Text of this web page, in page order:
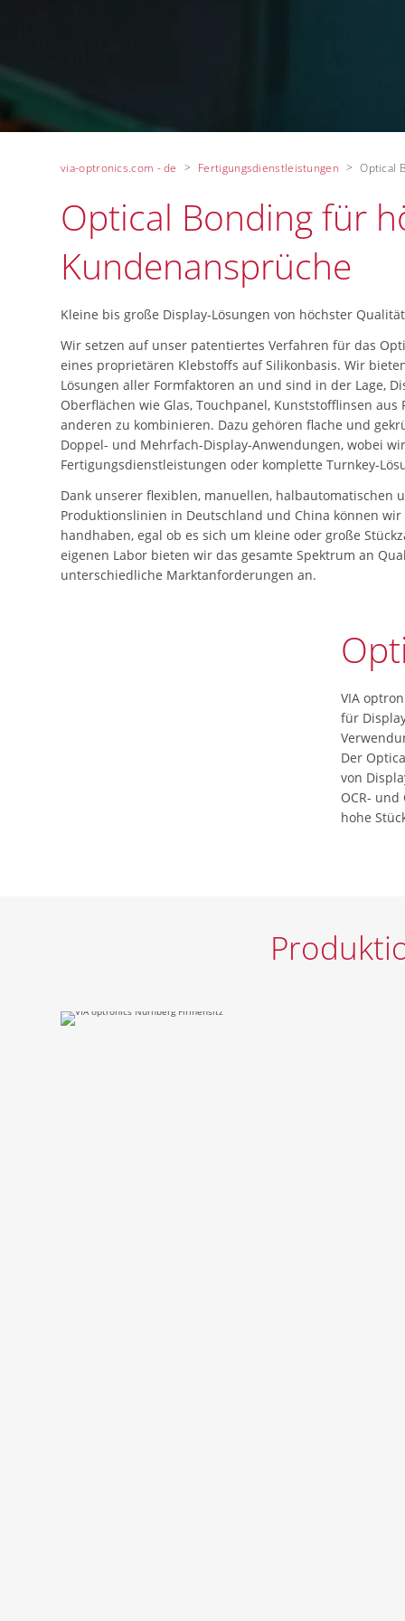
via-optronics.com - de Fertigungsdienstleistungen Optical
Optical Bonding für
Kundenansprüche
Kleine bis große Display-Lösungen von höchster
Wir setzen auf unser patentiertes Verfahren für das
eines proprietären Klebstoffs auf Silikonbasis. Wir
Lösungen aller Formfaktoren an und sind in der Lage,
Oberflächen wie Glas, Touchpanel, Kunststofflinsen aus
anderen zu kombinieren. Dazu gehören flache und
Doppel- und Mehrfach-Display-Anwendungen, wobei
Fertigungsdienstleistungen oder komplette Turnkey-
Dank unserer flexiblen, manuellen, halbautomatischen
Produktionslinien in Deutschland und China können
handhaben, egal ob es sich um kleine oder große
eigenen Labor bieten wir das gesamte Spektrum an
unterschiedliche Marktanforderungen an.
VIA
für
Der
von
OCR-
hohe